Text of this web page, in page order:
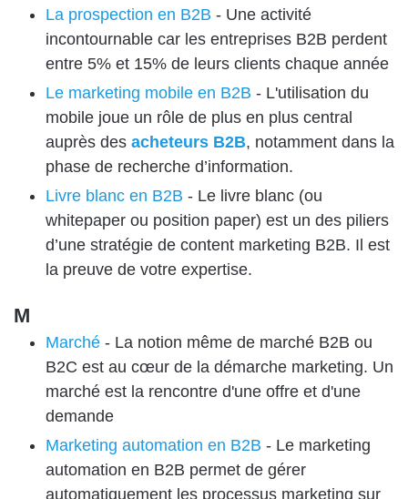
La prospection en B2B - Une activité
incontournable car les entreprises B2B perdent
entre 5% et 15% de leurs clients chaque année
Le marketing mobile en B2B - L'utilisation du
mobile joue un rôle de plus en plus central
auprès des acheteurs B2B, notamment dans la
phase de recherche d’information.
Livre blanc en B2B - Le livre blanc (ou
whitepaper ou position paper) est un des piliers
d’une stratégie de content marketing B2B. Il est
la preuve de votre expertise.
M
Marché - La notion même de marché B2B ou
B2C est au cœur de la démarche marketing. Un
marché est la rencontre d'une offre et d'une
demande
Marketing automation en B2B - Le marketing
automation en B2B permet de gérer
automatiquement les processus marketing sur